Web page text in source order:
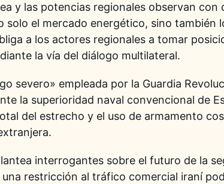
y las potencias regionales observan con
solo el mercado energético, sino también
a los actores regionales a tomar
la vía del diálogo multilateral.
severo» empleada por la Guardia
la superioridad naval convencional de
del estrecho y el uso de armamento
interrogantes sobre el futuro de la
restricción al tráfico comercial iraní